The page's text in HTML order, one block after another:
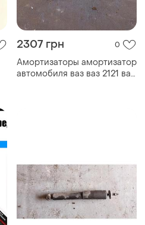
2307 грн 0
Амортизаторы амортизатор
автомобиля ваз ваз 2121 ваз